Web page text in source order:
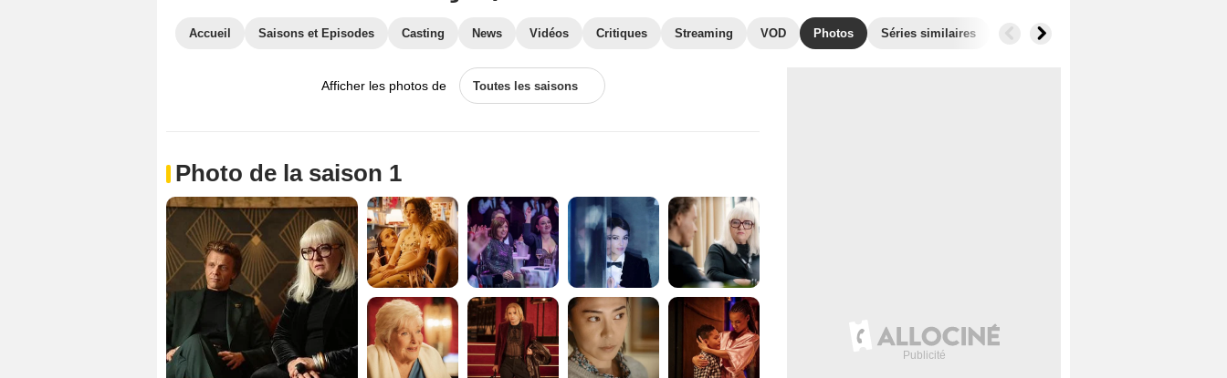
Accueil Saisons et Episodes Casting News Vidéos Critiques Streaming VOD Photos Séries similaires
Afficher les photos de Toutes les saisons
Photo de la saison 1